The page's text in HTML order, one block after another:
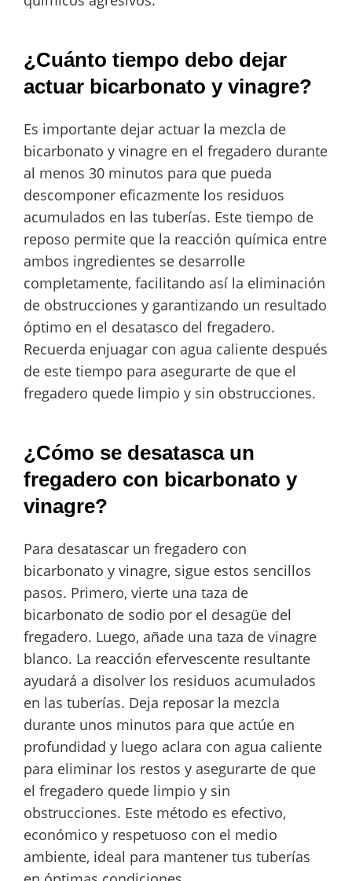
¿Cuánto tiempo debo dejar
actuar bicarbonato y vinagre?
Es importante dejar actuar la mezcla de
bicarbonato y vinagre en el fregadero durante
al menos 30 minutos para que pueda
descomponer eficazmente los residuos
acumulados en las tuberías. Este tiempo de
reposo permite que la reacción química entre
ambos ingredientes se desarrolle
completamente, facilitando así la eliminación
de obstrucciones y garantizando un resultado
óptimo en el desatasco del fregadero.
Recuerda enjuagar con agua caliente después
de este tiempo para asegurarte de que el
fregadero quede limpio y sin obstrucciones.
¿Cómo se desatasca un
fregadero con bicarbonato y
vinagre?
Para desatascar un fregadero con
bicarbonato y vinagre, sigue estos sencillos
pasos. Primero, vierte una taza de
bicarbonato de sodio por el desagüe del
fregadero. Luego, añade una taza de vinagre
blanco. La reacción efervescente resultante
ayudará a disolver los residuos acumulados
en las tuberías. Deja reposar la mezcla
durante unos minutos para que actúe en
profundidad y luego aclara con agua caliente
para eliminar los restos y asegurarte de que
el fregadero quede limpio y sin
obstrucciones. Este método es efectivo,
económico y respetuoso con el medio
ambiente, ideal para mantener tus tuberías